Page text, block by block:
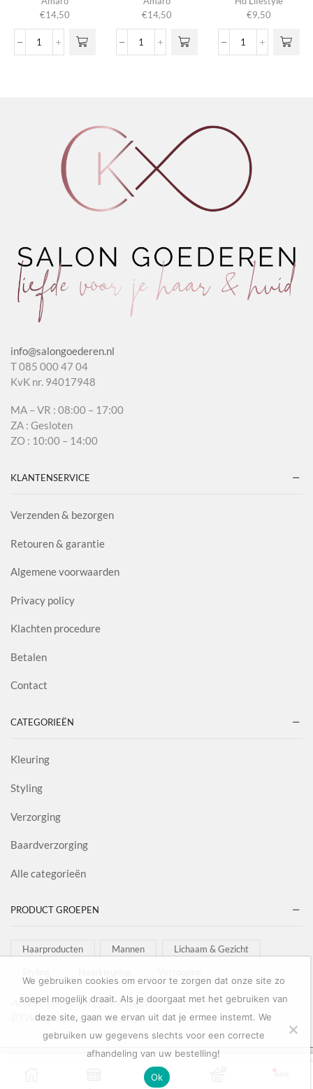
€14,50
All
€14,50
Shaving
€9,50
Extreme
info@salongoederen.nl
T 085 000 47 04
KvK nr. 94017948
MA – VR : 08:00 – 17:00
ZA : Gesloten
ZO : 10:00 – 14:00
KLANTENSERVICE
Verzenden & bezorgen
Retouren & garantie
Algemene voorwaarden
Privacy policy
Klachten procedure
Betalen
Contact
CATEGORIEËN
Kleuring
Styling
Verzorging
Baardverzorging
Alle categorieën
PRODUCT GROEPEN
Haarproducten Mannen Lichaam & Gezicht
Al onze goederen zijn inclusief
BTW afgebeeld in onze shop!
Copyright © 2022Salon Goederen
0
We gebruiken cookies om ervoor te zorgen dat onze site zo
soepel mogelijk draait. Als je doorgaat met het gebruiken van
deze site, gaan we ervan uit dat je ermee instemt. We
gebruiken uw gegevens slechts voor een correcte
afhandeling van uw bestelling!
Ok